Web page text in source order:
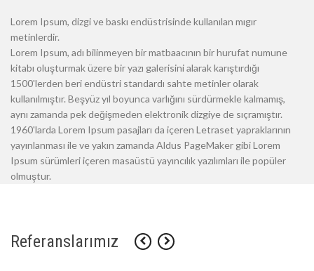
Lorem Ipsum, dizgi ve baskı endüstrisinde kullanılan mıgır
metinlerdir.
Lorem Ipsum, adı bilinmeyen bir matbaacının bir hurufat numune
kitabı oluşturmak üzere bir yazı galerisini alarak karıştırdığı
1500'lerden beri endüstri standardı sahte metinler olarak
kullanılmıştır. Beşyüz yıl boyunca varlığını sürdürmekle kalmamış,
aynı zamanda pek değişmeden elektronik dizgiye de sıçramıştır.
1960'larda Lorem Ipsum pasajları da içeren Letraset yapraklarının
yayınlanması ile ve yakın zamanda Aldus PageMaker gibi Lorem
Ipsum sürümleri içeren masaüstü yayıncılık yazılımları ile popüler
olmuştur.
Referanslarımız